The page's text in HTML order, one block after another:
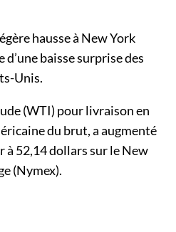
hausse à New York
d’une baisse surprise des
Unis.
(WTI) pour livraison en
du brut, a augmenté
à 52,14 dollars sur le New
(Nymex).